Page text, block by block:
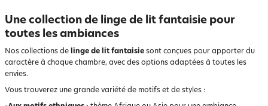
Une collection de linge de lit fantaisie pour
toutes les ambiances
Nos collections de linge de lit fantaisie sont conçues pour apporter du
caractère à chaque chambre, avec des options adaptées à toutes les
envies.
Vous trouverez une grande variété de motifs et de styles :